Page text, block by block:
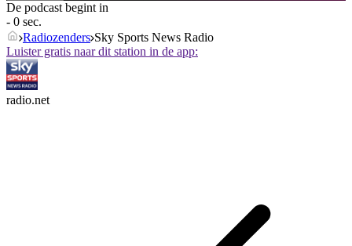
De podcast begint in
- 0 sec.
Radiozenders Sky Sports News Radio
Luister gratis naar dit station in de app:
radio.net